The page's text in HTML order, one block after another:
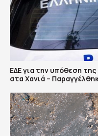
ΕΔΕ για την υπόθεση
στα Χανιά –